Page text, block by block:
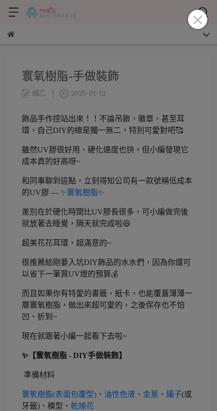
寰氧樹脂-手做裝飾
城乙 2025-01-12
飾品手作控站出來！！不論吊飾、徽章、甚至耳
環，自己DIY的總是獨一無二，特別可愛對吧🥰
雖然UV膠很好用、硬化速度也快。但小編發現它
成本真的好高呀~
和同事聊到這點，立刻得知公司有一款號稱低成本
的UV膠 — ✨寰氧樹脂✨
差別在於硬化時間比UV膠長很多，可小編做完後
就放著去睡覺，隔天就完成啦😆
超美花花耳環，超滿意的~
很推薦給剛要入坑DIY飾品的水水們，因為你還可
以省下一筆買UV燈的預算💰
而且如果你有特愛的書籤、紙卡，也能覆蓋薄薄一
層寰氧樹脂，做出來超可愛的，之後保存也不怕
凹、折到~
現在就跟著小編一起看下去啦~
✨【寰氧樹脂 - DIY手做裝飾】
準備材料
寰氧樹脂(表面包覆型) 、 油性色液 、 金蔥 、 鑷子(或
牙籤)、模型、 乾燥花